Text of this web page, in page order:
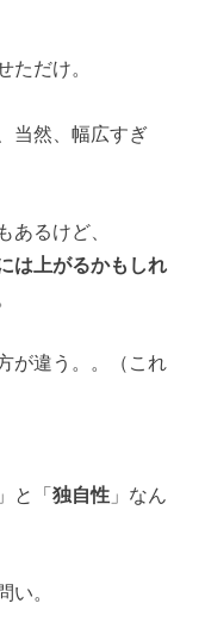
ただけ。
当然、幅広すぎ
あるけど、
は上がるかもしれ
が違う。。（これ
」と「独自性 」なん
い。